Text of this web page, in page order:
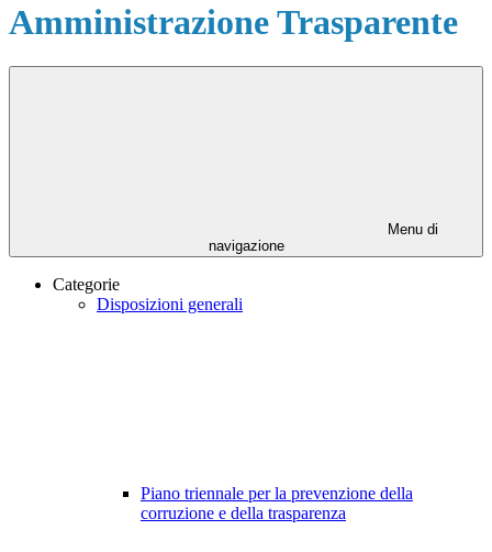
Amministrazione Trasparente
Menu di
navigazione
Categorie
Disposizioni generali
Piano triennale per la prevenzione della
corruzione e della trasparenza